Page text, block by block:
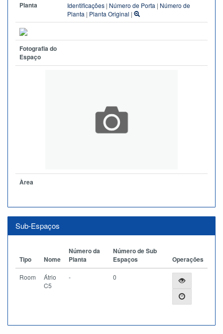
Planta
Identificações | Número de Porta | Número de
Planta | Planta Original |
Fotografia do
Espaço
Àrea
Sub-Espaços
Tipo Nome
Número da
Planta
Número de Sub
Espaços
Operações
Room
Átrio
C5
- 0